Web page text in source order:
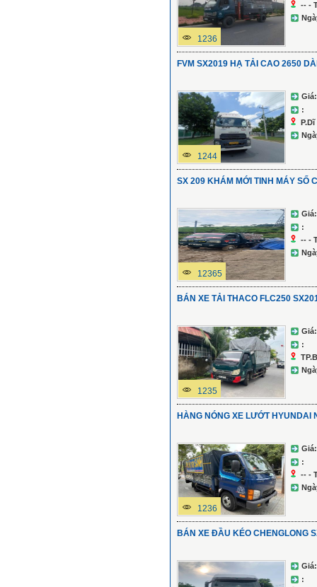
1236
-- -
FVM SX2019 HẠ TẢI CAO 2650
1244
Giá:
:
SX 209 KHÁM MỚI TINH MÁY SỐ
12365
Giá:
:
-- -
BÁN XE TẢI THACO FLC250
1235
Giá:
:
HÀNG NÓNG XE LƯỚT HYUNDAI
1236
Giá:
:
-- -
BÁN XE ĐẦU KÉO CHENGLONG
Giá:
: